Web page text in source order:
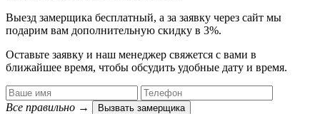
Выезд замерщика бесплатный, а за заявку через сайт мы
подарим вам дополнительную скидку в 3%.
Оставьте заявку и наш менеджер свяжется с вами в
ближайшее время, чтобы обсудить удобные дату и время.
Все правильно → Вызвать замерщика